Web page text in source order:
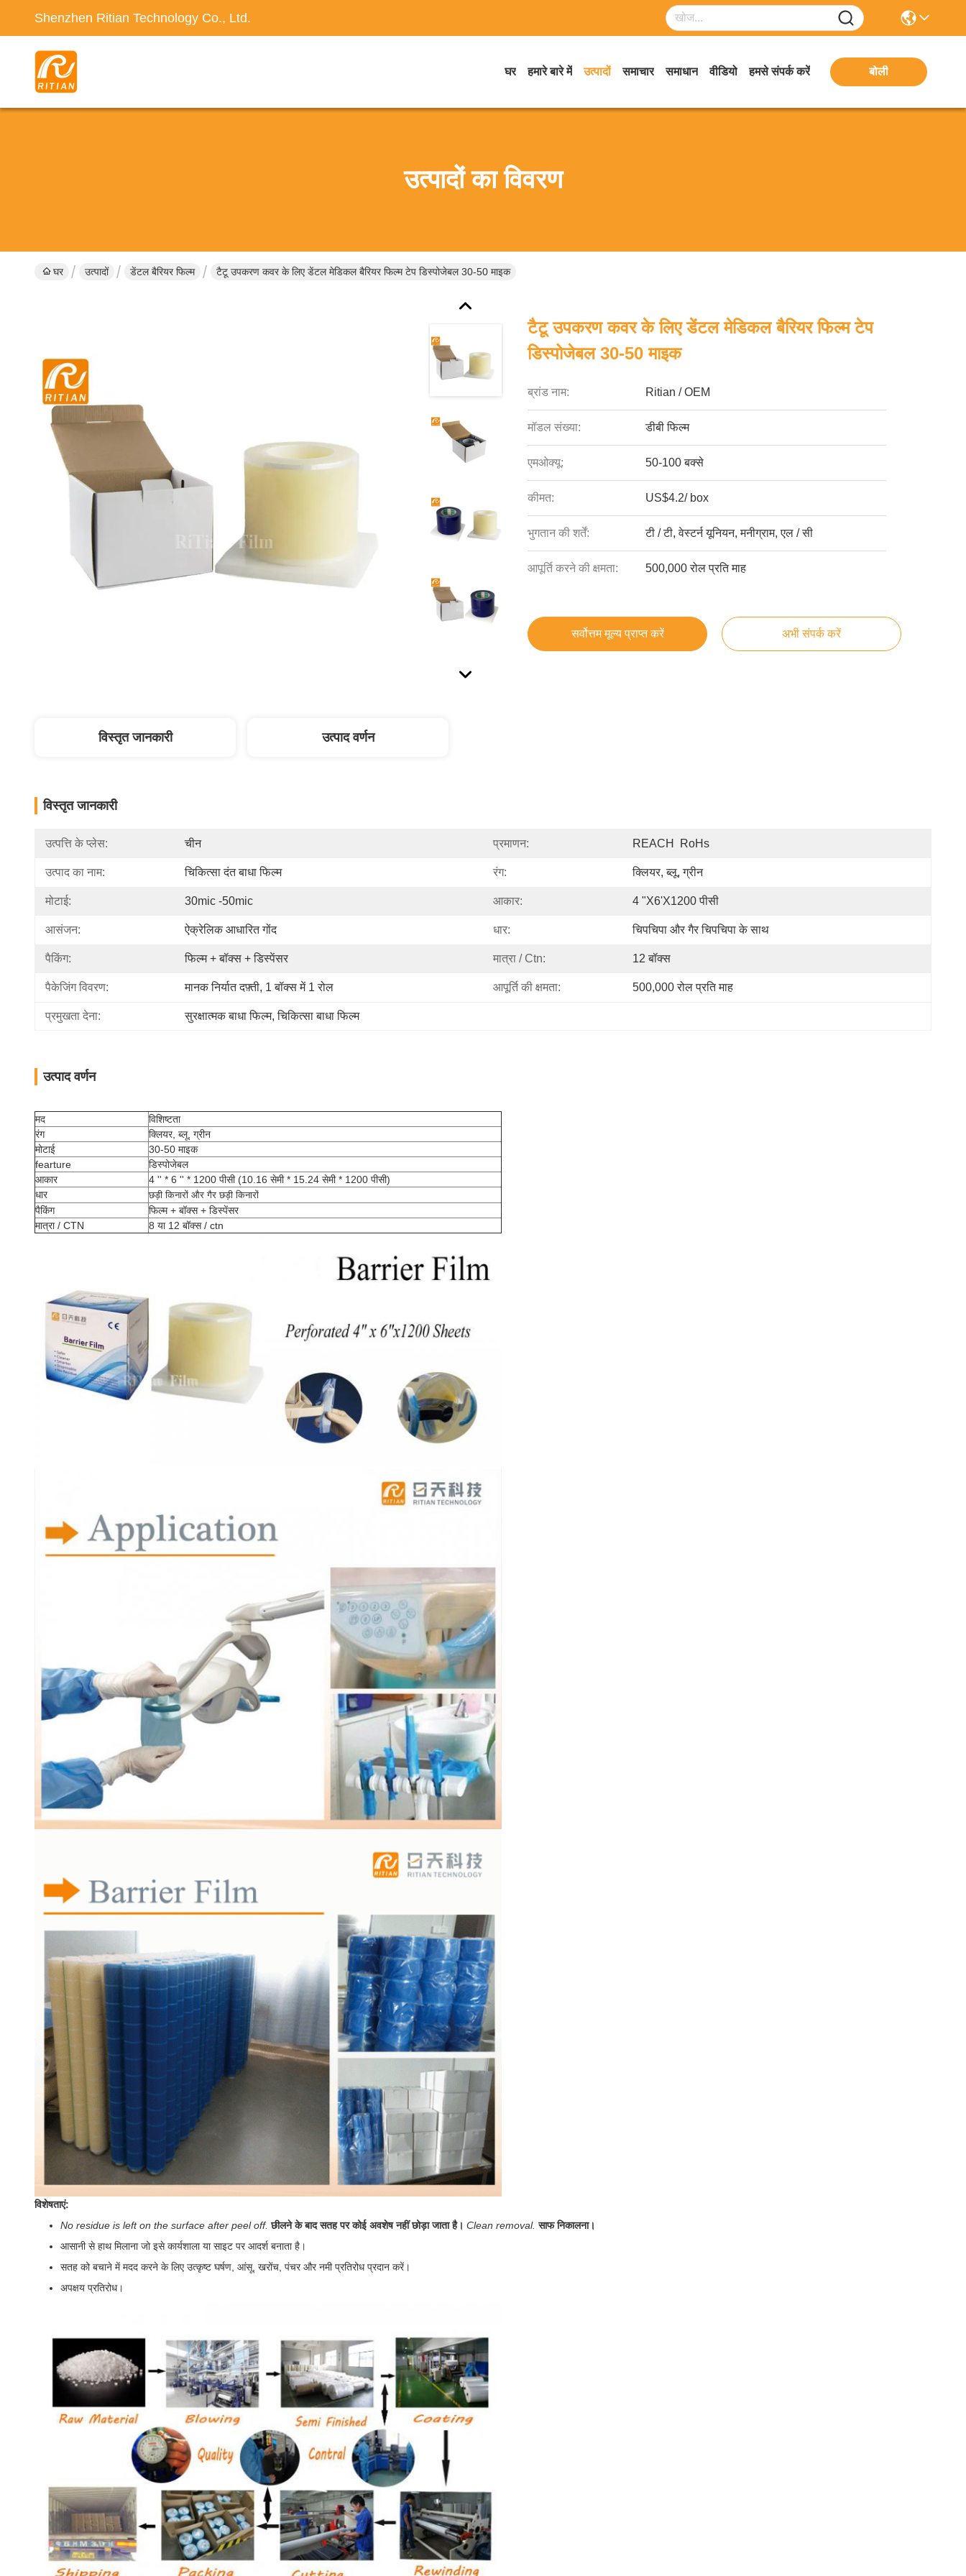
Shenzhen Ritian Technology Co., Ltd.
घर हमारे बारे में उत्पादों समाचार समाधान वीडियो हमसे संपर्क करें बोली
उत्पादों का विवरण
घर उत्पादों डेंटल बैरियर फिल्म टैटू उपकरण कवर के लिए डेंटल मेडिकल बैरियर फिल्म टेप डिस्पोजेबल 30-50 माइक
टैटू उपकरण कवर के लिए डेंटल मेडिकल बैरियर फिल्म टेप
डिस्पोजेबल 30-50 माइक
ब्रांड नाम: Ritian / OEM
मॉडल संख्या: डीबी फिल्म
एमओक्यू: 50-100 बक्से
कीमत: US$4.2/ box
भुगतान की शर्तें: टी / टी, वेस्टर्न यूनियन, मनीग्राम, एल / सी
आपूर्ति करने की क्षमता: 500,000 रोल प्रति माह
सर्वोत्तम मूल्य प्राप्त करें अभी संपर्क करें
विस्तृत जानकारी उत्पाद वर्णन
विस्तृत जानकारी
उत्पत्ति के प्लेस: चीन प्रमाणन: REACH  RoHs
उत्पाद का नाम: चिकित्सा दंत बाधा फिल्म रंग: क्लियर, ब्लू, ग्रीन
मोटाई: 30mic -50mic आकार: 4 "x6'x1200 पीसी
आसंजन: ऐक्रेलिक आधारित गोंद धार: चिपचिपा और गैर चिपचिपा के साथ
पैकिंग: फिल्म + बॉक्स + डिस्पेंसर मात्रा / Ctn: 12 बॉक्स
पैकेजिंग विवरण: मानक निर्यात दफ़्ती, 1 बॉक्स में 1 रोल आपूर्ति की क्षमता: 500,000 रोल प्रति माह
प्रमुखता देना: सुरक्षात्मक बाधा फिल्म, चिकित्सा बाधा फिल्म
उत्पाद वर्णन
मद
विशिष्टता
रंग
क्लियर, ब्लू, ग्रीन
मोटाई
30-50 माइक
fearture
डिस्पोजेबल
आकार
4 '' * 6 '' * 1200 पीसी (10.16 सेमी * 15.24 सेमी * 1200 पीसी)
धार
छड़ी किनारों और गैरछड़ी किनारों
पैकिंग
फिल्म + बॉक्स + डिस्पेंसर
मात्रा / CTN
8 या 12 बॉक्स / ctn
विशेषताएं:
No residue is left on the surface after peel off. छीलने के बाद सतह पर कोई अवशेष नहीं छोड़ा जाता है। Clean removal. साफ निकालना।
आसानी से हाथ मिलाना जो इसे कार्यशाला या साइट पर आदर्श बनाता है।
सतह को बचाने में मदद करने के लिए उत्कृष्ट घर्षण, आंसू, खरोंच, पंचर और नमी प्रतिरोध प्रदान करें।
अपक्षय प्रतिरोध।